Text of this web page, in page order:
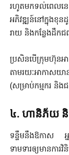
រហូតមកទល់ពេលនេ
អភិវឌ្ឍន៍នៅក្នុងខុ
រាយ និងកន្លែងដឹក
ប្រសិនបើក្រុមហ៊ុន
តាមរយៈអាកាសយ
(សម្រាប់កម្មករ និ
៤. ហានិភ័យ និ
ទន្ទឹមនឹងឱកាស
ទាមទារឲ្យមាន